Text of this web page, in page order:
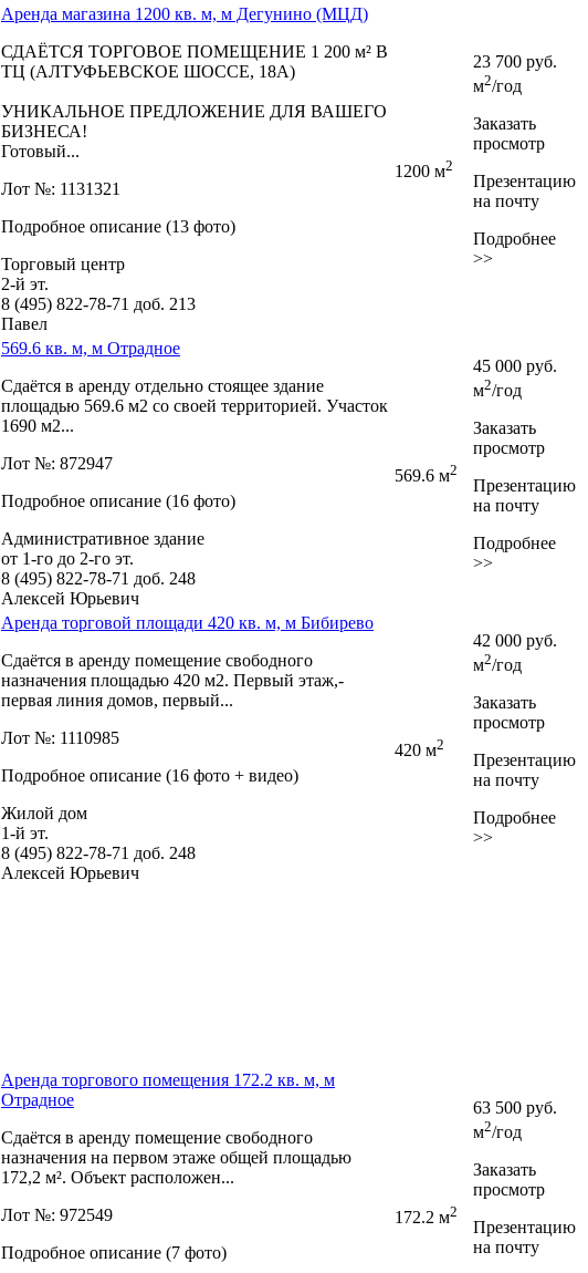
Аренда магазина 1200 кв. м, м Дегунино (МЦД)
СДАЁТСЯ ТОРГОВОЕ ПОМЕЩЕНИЕ 1 200 м² В
ТЦ (АЛТУФЬЕВСКОЕ ШОССЕ,­ 18А)
УНИКАЛЬНОЕ ПРЕДЛОЖЕНИЕ ДЛЯ ВАШЕГО
БИЗНЕСА!
Готовый...
Лот №: 1131321
Подробное описание (13 фото)
Торговый центр
2-й эт.
8 (495) 822-78-71 доб. 213
Павел
1200 м2
23 700 руб.
м2/год
Заказать
просмотр
Презентацию
на почту
Подробнее
>>
569.6 кв. м, м Отрадное
Сдаётся в аренду отдельно стоящее здание
площадью 569.6 м2 со своей территорией. Участок
1690 м2...
Лот №: 872947
Подробное описание (16 фото)
Административное здание
от 1-го до 2-го эт.
8 (495) 822-78-71 доб. 248
Алексей Юрьевич
569.6 м2
45 000 руб.
м2/год
Заказать
просмотр
Презентацию
на почту
Подробнее
>>
Аренда торговой площади 420 кв. м, м Бибирево
Сдаётся в аренду помещение свободного
назначения площадью 420 м2. Первый этаж,­
первая линия домов,­ первый...
Лот №: 1110985
Подробное описание (16 фото + видео)
Жилой дом
1-й эт.
8 (495) 822-78-71 доб. 248
Алексей Юрьевич
420 м2
42 000 руб.
м2/год
Заказать
просмотр
Презентацию
на почту
Подробнее
>>
Аренда торгового помещения 172.2 кв. м, м
Отрадное
Сдаётся в аренду помещение свободного
назначения на первом этаже общей площадью
172,­2 м². Объект расположен...
Лот №: 972549
Подробное описание (7 фото)
172.2 м2
63 500 руб.
м2/год
Заказать
просмотр
Презентацию
на почту